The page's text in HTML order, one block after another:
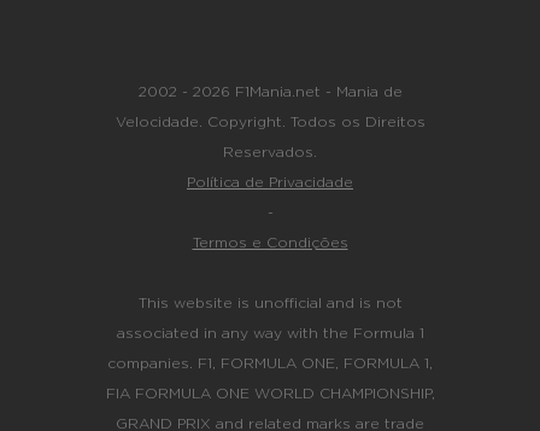
2002 - 2026 F1Mania.net - Mania de
Velocidade. Copyright. Todos os Direitos
Reservados.
Política de Privacidade
-
Termos e Condições
This website is unofficial and is not
associated in any way with the Formula 1
companies. F1, FORMULA ONE, FORMULA 1,
FIA FORMULA ONE WORLD CHAMPIONSHIP,
GRAND PRIX and related marks are trade